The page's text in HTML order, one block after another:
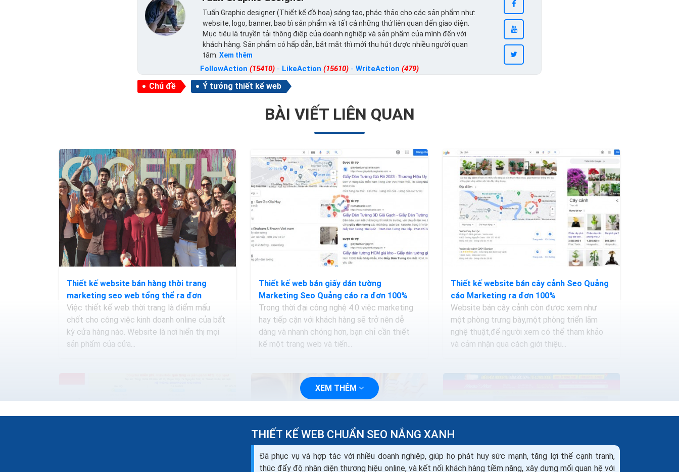
Tuấn Graphic designer (Thiết kế đồ họa) sáng tạo, phác thảo cho các sản phẩm như:
website, logo, banner, bao bì sản phẩm và tất cả những thứ liên quan đến giao diện.
Mục tiêu là truyền tải thông điệp của doanh nghiệp và sản phẩm của mình đến với
khách hàng. Sản phẩm có hấp dẫn, bắt mắt thì mới thu hút được nhiều người quan
tâm. Xem thêm
FollowAction (15410) - LikeAction (15610) - WriteAction (479)
Chủ đề Ý tưởng thiết kế web
BÀI VIẾT LIÊN QUAN
Thiết kế website bán hàng thời trang
marketing seo web tổng thể ra đơn
Việc thiết kế web thời trang là điểm mấu
chốt cho công việc kinh doanh online của bất
kỳ cửa hàng nào. Website là nơi hiển thị mọi
sản phẩm của cửa...
Thiết kế web bán giấy dán tường
Marketing Seo Quảng cáo ra đơn 100%
Trong thời đại công nghệ 4.0 việc marketing
hay tiếp cận với khách hàng sẽ trở nên dễ
dàng và nhanh chóng hơn, bạn chỉ cần thiết
kế một trang web và tiến...
Thiết kế website bán cây cảnh Seo Quảng
cáo Marketing ra đơn 100%
Website bán cây cảnh còn được xem như
một phòng trưng bày,một phòng triển lãm
nghệ thuật,để người xem có thể tham khảo
và cảm nhận qua cách giới thiệu...
XEM THÊM
THIẾT KẾ WEB CHUẨN SEO NẮNG XANH
Đã phục vụ và hợp tác với nhiều doanh nghiệp, giúp họ phát huy sức mạnh, tăng lợi thế cạnh tranh,
thúc đẩy độ nhận diện thương hiệu online, và kết nối khách hàng tiềm năng, xây dựng mối quan hệ với